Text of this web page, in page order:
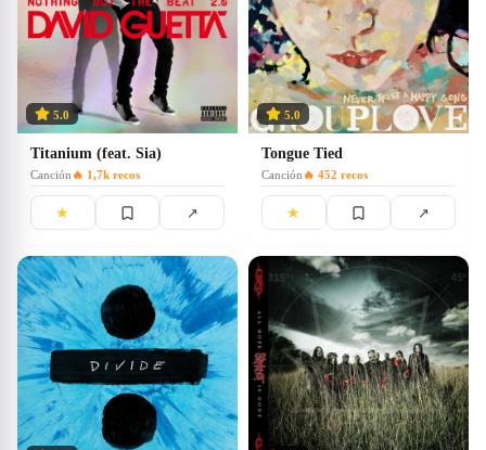
5.0
Titanium (feat. Sia)
Canción 🔥 1,7k recos
★ ↗
5.0
Tongue Tied
Canción 🔥 452 recos
★ ↗